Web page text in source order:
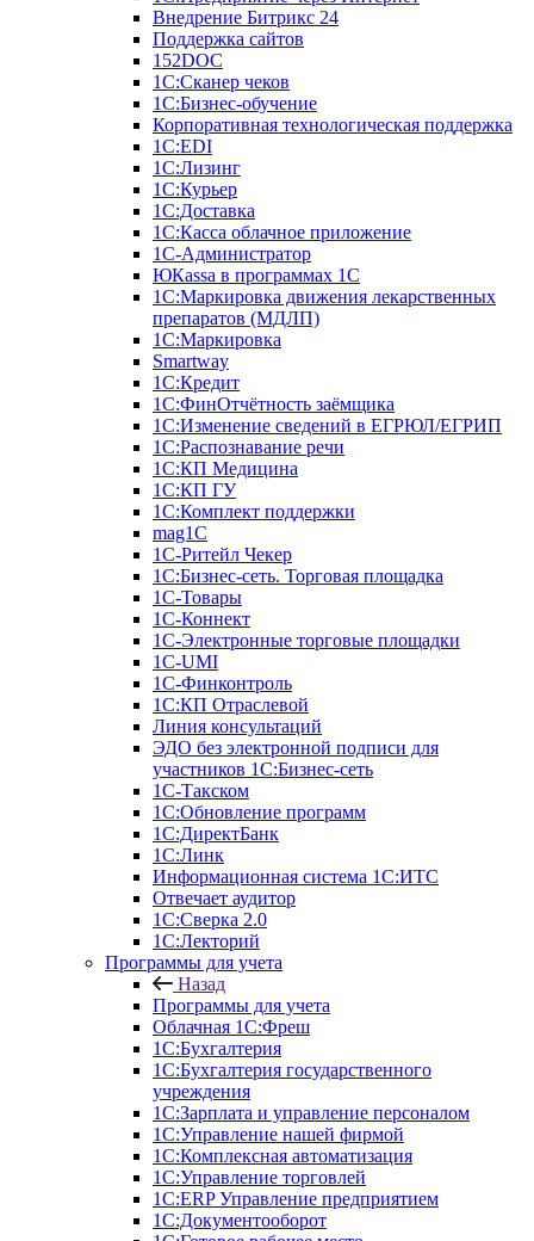
Внедрение Битрикс 24
Поддержка сайтов
152DOC
1С:Сканер чеков
1С:Бизнес-обучение
Корпоративная технологическая поддержка
1С:ЕDI
1С:Лизинг
1С:Курьер
1С:Доставка
1С:Касса облачное приложение
1С-Администратор
ЮКаssа в программах 1С
1С:Маркировка движения лекарственных
препаратов (МДЛП)
1С:Маркировка
Smartway
1С:Кредит
1С:ФинОтчётность заёмщика
1С:Изменение сведений в ЕГРЮЛ/ЕГРИП
1С:Распознавание речи
1С:КП Медицина
1С:КП ГУ
1С:Комплект поддержки
mag1C
1С-Ритейл Чекер
1С:Бизнес-сеть. Торговая площадка
1С-Товары
1С-Коннект
1С-Электронные торговые площадки
1C-UMI
1С-Финконтроль
1С:КП Отраслевой
Линия консультаций
ЭДО без электронной подписи для
участников 1С:Бизнес-сеть
1С-Такском
1С:Обновление программ
1С:ДиректБанк
1С:Линк
Информационная система 1С:ИТС
Отвечает аудитор
1С:Сверка 2.0
1С:Лекторий
Программы для учета
Назад
Программы для учета
Облачная 1С:Фреш
1С:Бухгалтерия
1С:Бухгалтерия государственного
учреждения
1С:Зарплата и управление персоналом
1С:Управление нашей фирмой
1С:Комплексная автоматизация
1С:Управление торговлей
1С:ERP Управление предприятием
1С:Документооборот